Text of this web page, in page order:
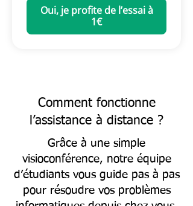
Oui, je profite de l’essai à
1€
Comment fonctionne
l’assistance à distance ?
Grâce à une simple
visioconférence, notre équipe
d’étudiants vous guide pas à pas
pour résoudre vos problèmes